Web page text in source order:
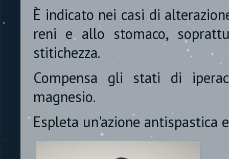
È indicato nei casi di
reni e allo stomaco,
stitichezza.
Compensa gli stati di
magnesio.
Espleta un'azione